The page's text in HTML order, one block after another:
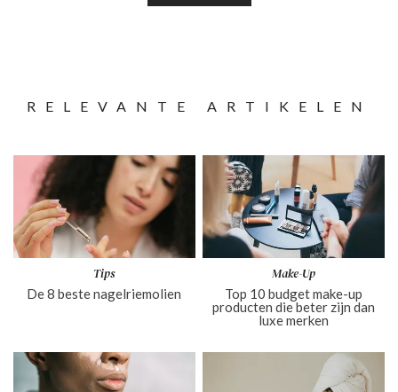
kleur staat jou nou écht goed?
RELEVANTE ARTIKELEN
Tips
De 8 beste nagelriemolien
Make-Up
Top 10 budget make-up
producten die beter zijn dan
luxe merken